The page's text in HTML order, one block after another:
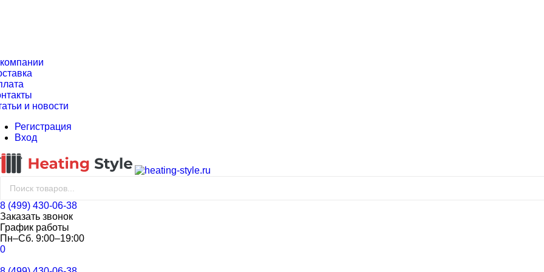
и новости
Регистрация
Вход
8 (499) 430-06-38
Заказать звонок
График работы
Пн–Сб. 9:00–19:00
0